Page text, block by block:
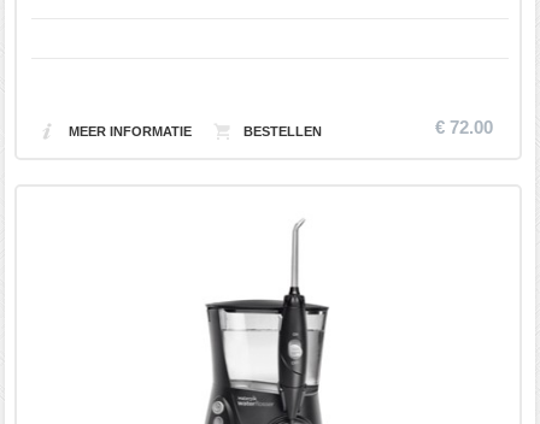
€ 72.00
MEER INFORMATIE